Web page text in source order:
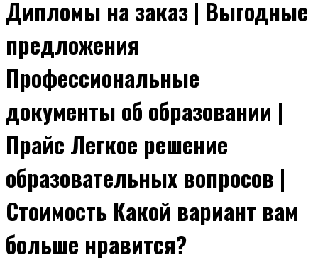
Дипломы на заказ | Выгодные
предложения
Профессиональные
документы об образовании |
Прайс Легкое решение
образовательных вопросов |
Стоимость Какой вариант вам
больше нравится?